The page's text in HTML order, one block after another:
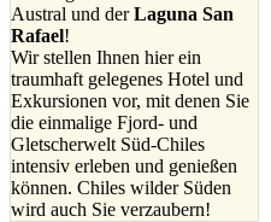
Austral und derLaguna San
Rafael!
Wir stellen Ihnen hier ein
traumhaft gelegenes Hotel und
Exkursionen vor, mit denen Sie
die einmalige Fjord- und
Gletscherwelt Süd-Chiles
intensiv erleben und genießen
können. Chiles wilder Süden
wird auch Sie verzaubern!